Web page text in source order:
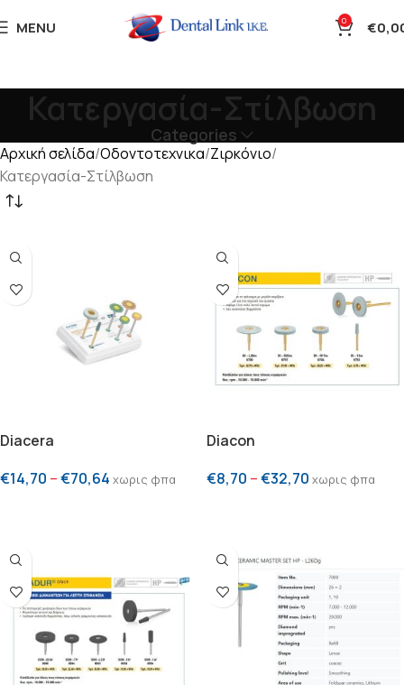
MENU 0 €
Κατεργασία-Στίλβωση
Categories
Αρχική σελίδα Οδοντοτεχνικα Ζιρκόνιο
Κατεργασία-Στίλβωση
Diacera
€14,70 –€70,64 χωρις φπα
Diacon
€8,70 –€32,70 χωρις φπα